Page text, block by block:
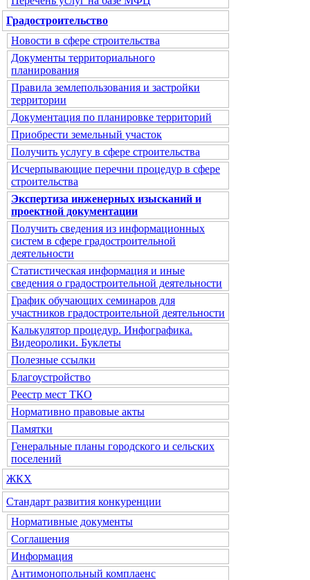
Градостроительство
Новости в сфере строительства
Документы территориального
планирования
Правила землепользования и застройки
территории
Документация по планировке территорий
Приобрести земельный участок
Получить услугу в сфере строительства
Исчерпывающие перечни процедур в сфере
строительства
Экспертиза инженерных изысканий и
проектной документации
Получить сведения из информационных
систем в сфере градостроительной
деятельности
Статистическая информация и иные
сведения о градостроительной деятельности
График обучающих семинаров для
участников градостроительной деятельности
Калькулятор процедур. Инфографика.
Видеоролики. Буклеты
Полезные ссылки
Благоустройство
Реестр мест ТКО
Нормативно правовые акты
Памятки
Генеральные планы городского и сельских
поселений
ЖКХ
Стандарт развития конкуренции
Нормативные документы
Соглашения
Информация
Антимонопольный комплаенс